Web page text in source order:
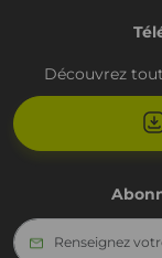
Découvrez